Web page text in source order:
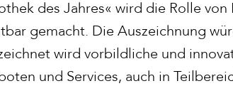
des Jahres« wird die Rolle
gemacht. Die Auszeichnung
wird vorbildliche und
und Services, auch in